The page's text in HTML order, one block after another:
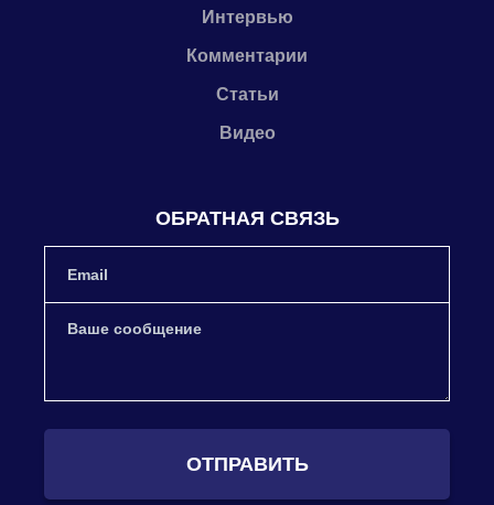
Интервью
Комментарии
Статьи
Видео
ОБРАТНАЯ СВЯЗЬ
ОТПРАВИТЬ